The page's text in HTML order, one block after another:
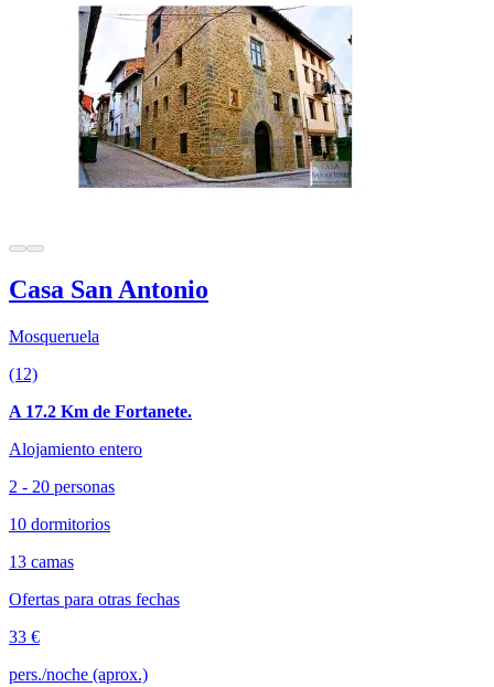
Casa San Antonio
Mosqueruela
(12)
A 17.2 Km de Fortanete.
Alojamiento entero
2 - 20 personas
10 dormitorios
13 camas
Ofertas para otras fechas
33 €
pers./noche (aprox.)